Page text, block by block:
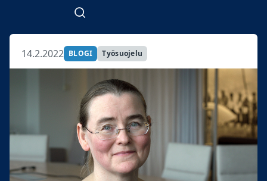
Avaa haku
14.2.2022 BLOGI Työsuojelu